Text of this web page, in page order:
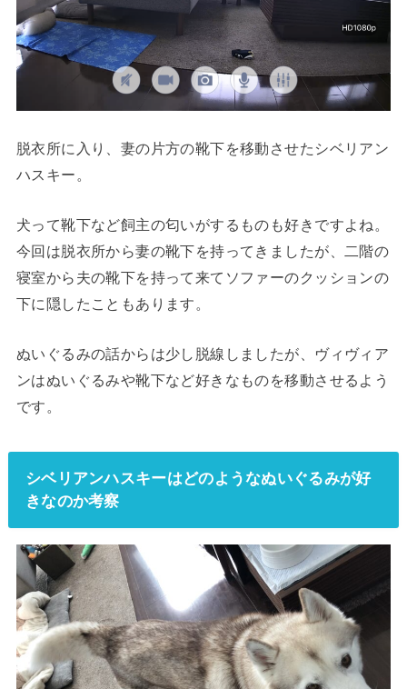
脱衣所に入り、妻の片方の靴下を移動させたシベリアン
ハスキー。
犬って靴下など飼主の匂いがするものも好きですよね。
今回は脱衣所から妻の靴下を持ってきましたが、二階の
寝室から夫の靴下を持って来てソファーのクッションの
下に隠したこともあります。
ぬいぐるみの話からは少し脱線しましたが、ヴィヴィア
ンはぬいぐるみや靴下など好きなものを移動させるよう
です。
シベリアンハスキーはどのようなぬいぐるみが好
きなのか考察